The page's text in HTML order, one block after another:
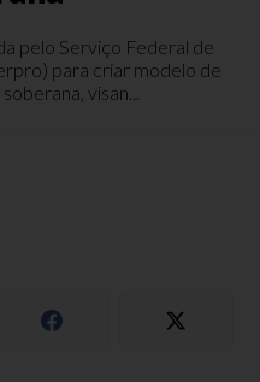
pelo Serviço Federal de
para criar modelo de
visan...